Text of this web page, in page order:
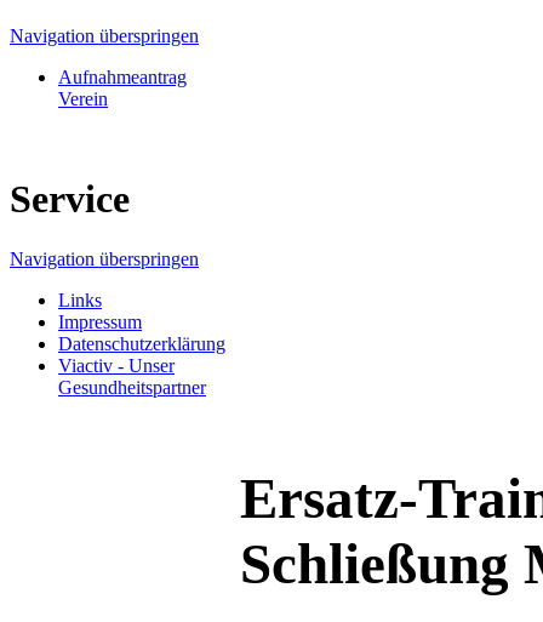
Navigation überspringen
Aufnahmeantrag
Verein
Service
Navigation überspringen
Links
Impressum
Datenschutzerklärung
Viactiv - Unser
Gesundheitspartner
Ersatz-
Schließung